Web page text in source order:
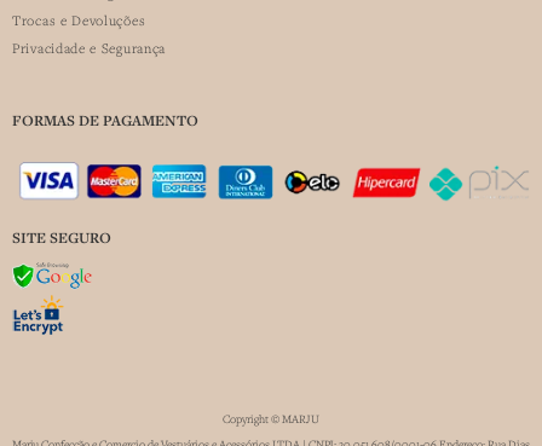
Trocas e Devoluções
Privacidade e Segurança
FORMAS DE PAGAMENTO
SITE SEGURO
Copyright © MARJU